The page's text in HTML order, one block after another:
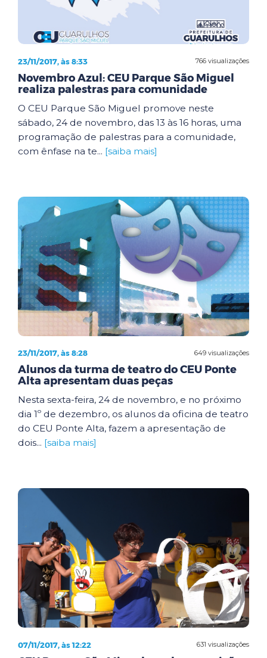
766 visualizações
23/11/2017, às 8:33
Novembro Azul: CEU Parque São Miguel
realiza palestras para comunidade
O CEU Parque São Miguel promove neste
sábado, 24 de novembro, das 13 às 16 horas, uma
programação de palestras para a comunidade,
com ênfase na te... [saiba mais]
649 visualizações
23/11/2017, às 8:28
Alunos da turma de teatro do CEU Ponte
Alta apresentam duas peças
Nesta sexta-feira, 24 de novembro, e no próximo
dia 1º de dezembro, os alunos da oficina de teatro
do CEU Ponte Alta, fazem a apresentação de
dois... [saiba mais]
631 visualizações
07/11/2017, às 12:22